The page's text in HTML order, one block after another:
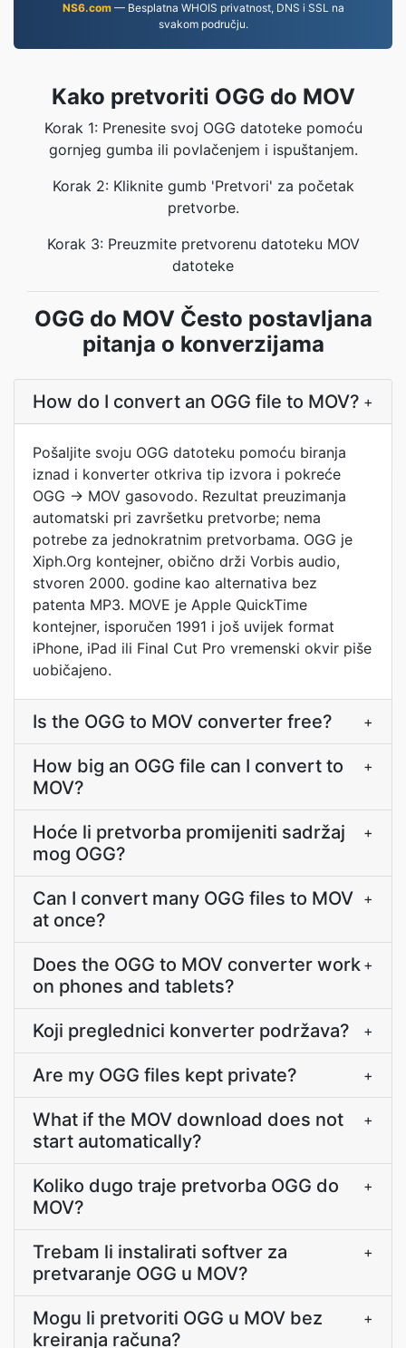
NS6.com— Besplatna WHOIS privatnost, DNS i SSL na
svakom području.
Kako pretvoriti OGG do MOV
Korak 1: Prenesite svoj OGG datoteke pomoću
gornjeg gumba ili povlačenjem i ispuštanjem.
Korak 2: Kliknite gumb 'Pretvori' za početak
pretvorbe.
Korak 3: Preuzmite pretvorenu datoteku MOV
datoteke
OGG do MOV Često postavljana
pitanja o konverzijama
How do I convert an OGG file to MOV? +
Pošaljite svoju OGG datoteku pomoću biranja
iznad i konverter otkriva tip izvora i pokreće
OGG → MOV gasovodo. Rezultat preuzimanja
automatski pri završetku pretvorbe; nema
potrebe za jednokratnim pretvorbama. OGG je
Xiph.Org kontejner, obično drži Vorbis audio,
stvoren 2000. godine kao alternativa bez
patenta MP3. MOVE je Apple QuickTime
kontejner, isporučen 1991 i još uvijek format
iPhone, iPad ili Final Cut Pro vremenski okvir piše
uobičajeno.
Is the OGG to MOV converter free? +
How big an OGG file can I convert to
MOV?
+
Hoće li pretvorba promijeniti sadržaj
mog OGG?
+
Can I convert many OGG files to MOV
at once?
+
Does the OGG to MOV converter work
on phones and tablets?
+
Koji preglednici konverter podržava? +
Are my OGG files kept private? +
What if the MOV download does not
start automatically?
+
Koliko dugo traje pretvorba OGG do
MOV?
+
Trebam li instalirati softver za
pretvaranje OGG u MOV?
+
Mogu li pretvoriti OGG u MOV bez
kreiranja računa?
+